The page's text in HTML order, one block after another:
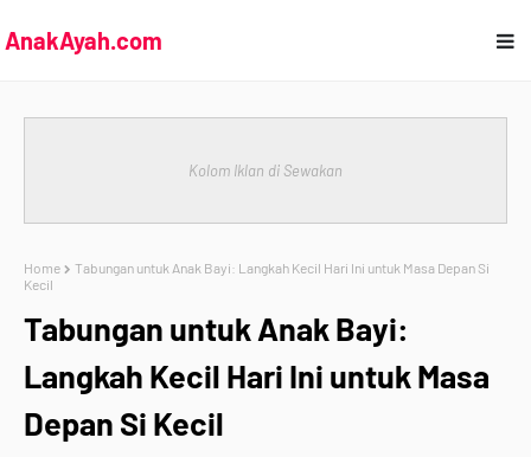
AnakAyah.com
Kolom Iklan di Sewakan
Home
Tabungan untuk Anak Bayi: Langkah Kecil Hari Ini untuk Masa Depan Si
Kecil
Tabungan untuk Anak Bayi:
Langkah Kecil Hari Ini untuk Masa
Depan Si Kecil